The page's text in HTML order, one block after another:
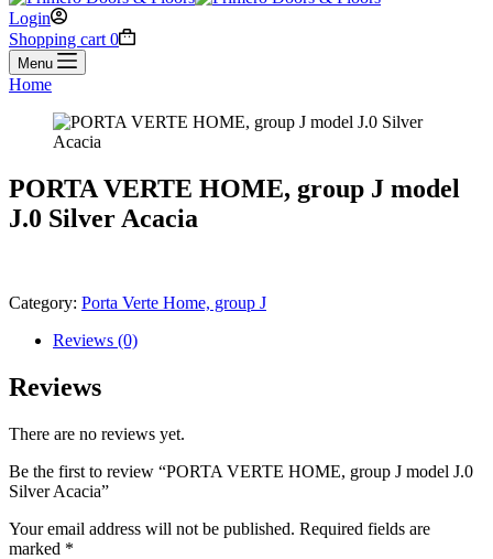
Login
Shopping cart 0
Menu
Home
PORTA VERTE HOME, group J model
J.0 Silver Acacia
Category: Porta Verte Home, group J
Reviews (0)
Reviews
There are no reviews yet.
Be the first to review “PORTA VERTE HOME, group J model J.0
Silver Acacia”
Your email address will not be published. Required fields are
marked *